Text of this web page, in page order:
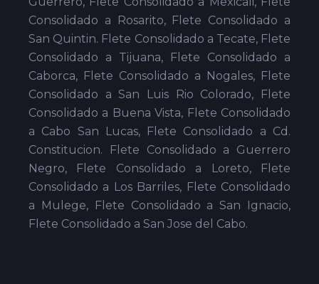
Consolidado a Rosarito, Flete Consolidado a
San Quintin. Flete Consolidado a Tecate, Flete
Consolidado a Tijuana, Flete Consolidado a
Caborca, Flete Consolidado a Nogales, Flete
Consolidado a San Luis Rio Colorado, Flete
Consolidado a Buena Vista, Flete Consolidado
a Cabo San Lucas, Flete Consolidado a Cd.
Constitucion. Flete Consolidado a Guerrero
Negro, Flete Consolidado a Loreto, Flete
Consolidado a Los Barriles, Flete Consolidado
a Mulege, Flete Consolidado a San Ignacio,
Flete Consolidado a San Jose del Cabo.